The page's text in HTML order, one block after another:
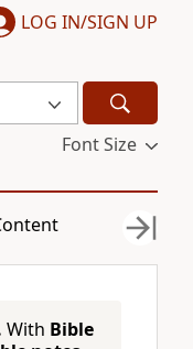
LOG IN/SIGN UP
Font Size
With Bible